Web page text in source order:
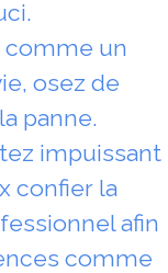
comme un
osez de
panne.
impuissant
confier la
afin
comme